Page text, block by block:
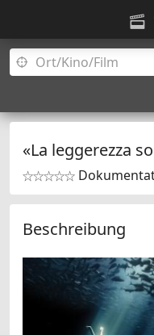
«La leggerezza


Beschreibung